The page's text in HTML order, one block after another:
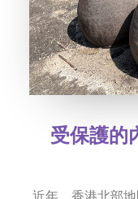
受保護的